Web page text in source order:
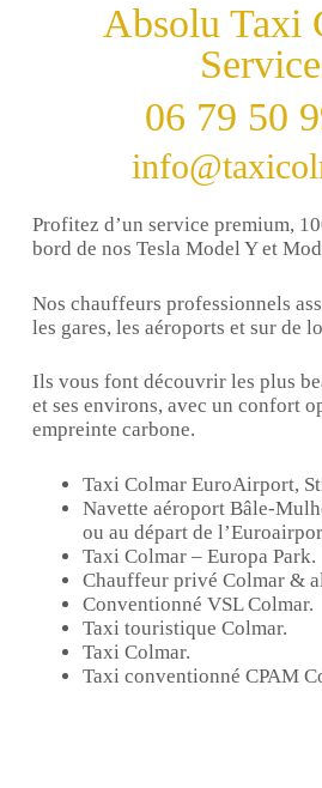
Absolu Taxi
06 79 50
Profitez d’un service premium,
bord de nos Tesla Model Y et
Nos chauffeurs professionnels
les gares, les aéroports et sur de
Ils vous font découvrir les plus
et ses environs, avec un confort
empreinte carbone.
Taxi Colmar EuroAirport,
Navette aéroport Bâle-
ou au départ de
Taxi Colmar – Europa Park.
Chauffeur privé Colmar &
Conventionné VSL Colmar.
Taxi touristique Colmar.
Taxi Colmar.
Taxi conventionné CPAM